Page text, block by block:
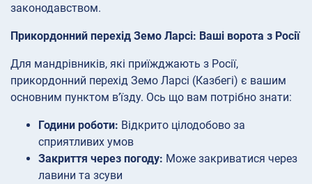
законодавством.
Прикордонний перехід Земо Ларсі: Ваші ворота з Росії
Для мандрівників, які приїжджають з Росії,
прикордонний перехід Земо Ларсі (Казбегі) є вашим
основним пунктом в’їзду. Ось що вам потрібно знати:
Години роботи: Відкрито цілодобово за
сприятливих умов
Закриття через погоду: Може закриватися через
лавини та зсуви